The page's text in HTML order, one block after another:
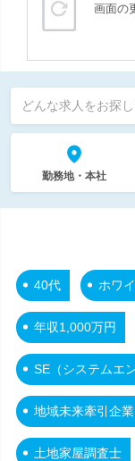
画面の
どんな求人をお探
勤務地・本社
40代 ホワ
年収1,000万円
SE（システムエ
地域未来牽引企業
土地家屋調査士